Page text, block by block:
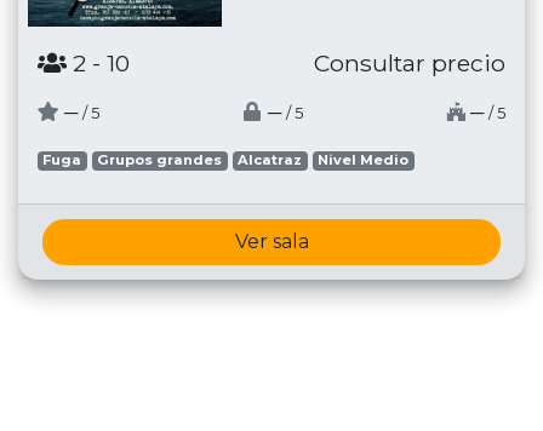
2 - 10 Consultar precio
─ / 5 ─ / 5 ─ / 5
Fuga Grupos grandes Alcatraz Nivel Medio
Ver sala